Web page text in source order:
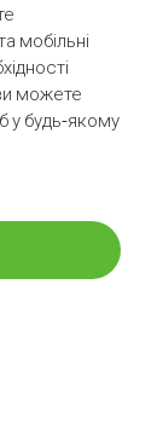
мобільні
можете
у будь-якому